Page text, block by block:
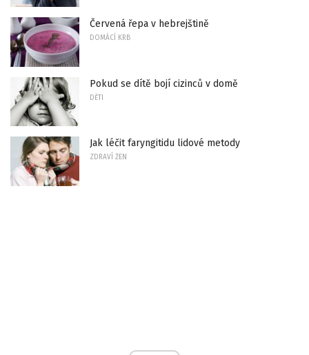
Červená řepa v hebrejštině
DOMÁCÍ KRB
Pokud se dítě bojí cizinců v domě
DĚTI
Jak léčit faryngitidu lidové metody
ZDRAVÍ ŽEN